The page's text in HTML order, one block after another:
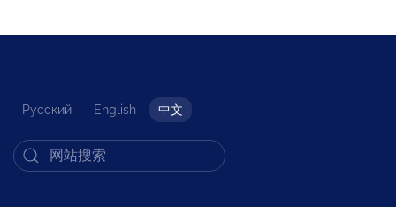
Русский English 中文